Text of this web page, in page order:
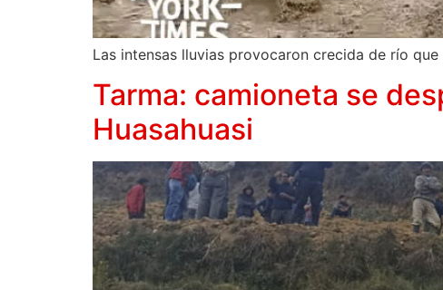
Las intensas lluvias provocaron crecida de río
Tarma: camioneta se
Huasahuasi